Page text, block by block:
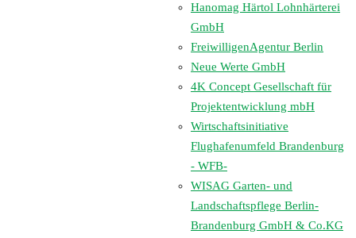
Hanomag Härtol Lohnhärterei
GmbH
FreiwilligenAgentur Berlin
Neue Werte GmbH
4K Concept Gesellschaft für
Projektentwicklung mbH
Wirtschaftsinitiative
Flughafenumfeld Brandenburg
- WFB-
WISAG Garten- und
Landschaftspflege Berlin-
Brandenburg GmbH & Co.KG